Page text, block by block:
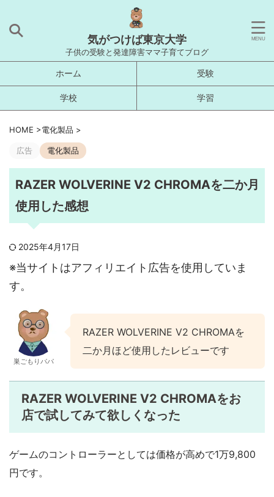
気がつけば東京大学
子供の受験と発達障害ママ子育てブログ
ホーム 受験
学校 学習
HOME >電化製品 >
広告 電化製品
RAZER WOLVERINE V2 CHROMAを二か月
使用した感想
2025年4月17日
※当サイトはアフィリエイト広告を使用していま
す。
巣ごもりパパ
RAZER WOLVERINE V2 CHROMAを
二か月ほど使用したレビューです
RAZER WOLVERINE V2 CHROMAをお
店で試してみて欲しくなった
ゲームのコントローラーとしては価格が高めで1万9,800
円です。